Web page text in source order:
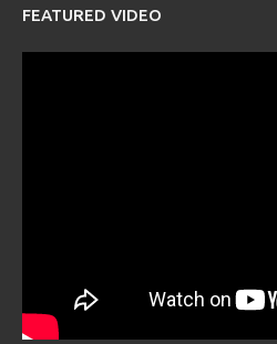
FEATURED VIDEO